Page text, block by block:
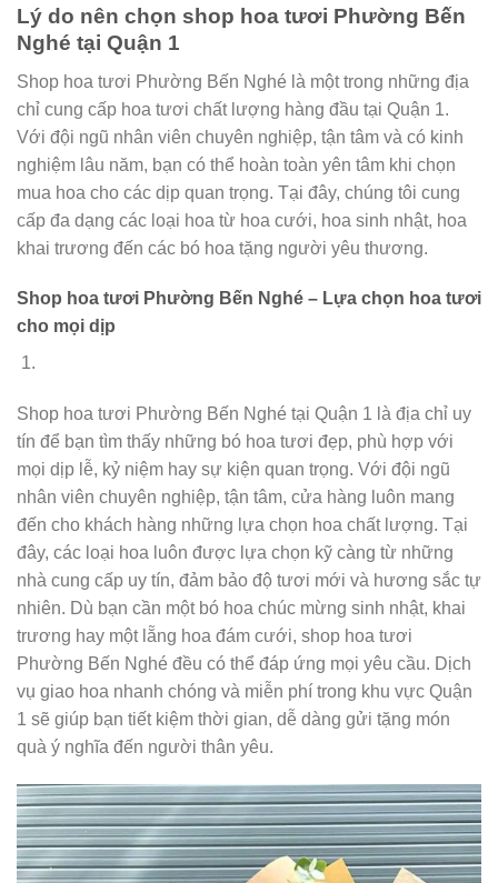
Lý do nên chọn shop hoa tươi Phường Bến
Nghé tại Quận 1
Shop hoa tươi Phường Bến Nghé là một trong những địa
chỉ cung cấp hoa tươi chất lượng hàng đầu tại Quận 1.
Với đội ngũ nhân viên chuyên nghiệp, tận tâm và có kinh
nghiệm lâu năm, bạn có thể hoàn toàn yên tâm khi chọn
mua hoa cho các dịp quan trọng. Tại đây, chúng tôi cung
cấp đa dạng các loại hoa từ hoa cưới, hoa sinh nhật, hoa
khai trương đến các bó hoa tặng người yêu thương.
Shop hoa tươi Phường Bến Nghé – Lựa chọn hoa tươi
cho mọi dịp
Shop hoa tươi Phường Bến Nghé tại Quận 1 là địa chỉ uy
tín để bạn tìm thấy những bó hoa tươi đẹp, phù hợp với
mọi dịp lễ, kỷ niệm hay sự kiện quan trọng. Với đội ngũ
nhân viên chuyên nghiệp, tận tâm, cửa hàng luôn mang
đến cho khách hàng những lựa chọn hoa chất lượng. Tại
đây, các loại hoa luôn được lựa chọn kỹ càng từ những
nhà cung cấp uy tín, đảm bảo độ tươi mới và hương sắc tự
nhiên. Dù bạn cần một bó hoa chúc mừng sinh nhật, khai
trương hay một lẵng hoa đám cưới, shop hoa tươi
Phường Bến Nghé đều có thể đáp ứng mọi yêu cầu. Dịch
vụ giao hoa nhanh chóng và miễn phí trong khu vực Quận
1 sẽ giúp bạn tiết kiệm thời gian, dễ dàng gửi tặng món
quà ý nghĩa đến người thân yêu.